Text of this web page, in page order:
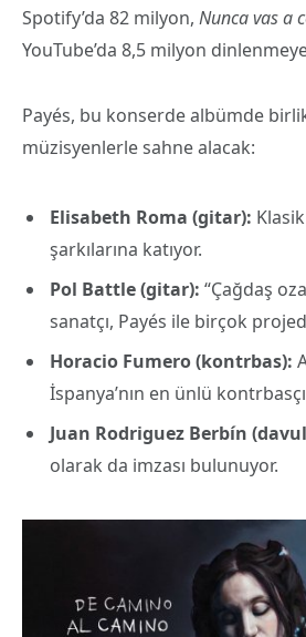
Spotify’da 82 milyon, Nunca vas a
YouTube’da 8,5 milyon
Payés, bu konserde albümde
müzisyenlerle sahne alacak:
Elisabeth Roma (gitar):
şarkılarına katıyor.
Pol Battle (gitar): “Çağdaş
sanatçı, Payés ile birçok
Horacio Fumero (kontrbas):
İspanya’nın en ünlü
Juan Rodriguez Berbín
olarak da imzası bulunuyor.